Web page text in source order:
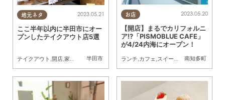
地元ネタ
半田市
2023.05.21
ここ半年以内に半田市にオー
プンしたテイクアウト店5選
テイクアウト ,開店,家族 友人
お店
南知多町
2023.05.20
【開店】まるでカリフォルニ
ア!?「PISMOBLUE CAFE」
が4/24内海にオープン！
ランチ カフェ スイーツ テイクアウト